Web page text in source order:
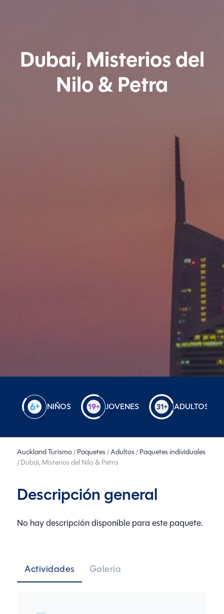
Dubai, Misterios del
Nilo & Petra
NIÑOS JOVENES ADULTOS
Auckland Turismo / Paquetes /Adultos / Paquetes individuales
/ Dubai, Misterios del Nilo & Petra
Descripción general
No hay descripción disponible para este paquete.
Actividades Galería